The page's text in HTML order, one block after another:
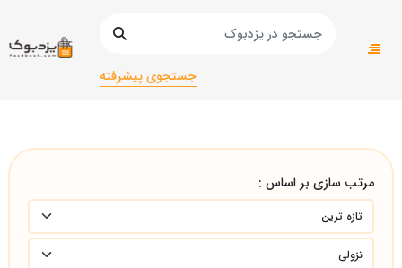
جستجوی پیشرفته
صفحه اصلی
تربیت بدنی و علوم ورزشی/تربیت بدنی و علوم ورزشی/تربیت
مرتب سازی بر اساس :